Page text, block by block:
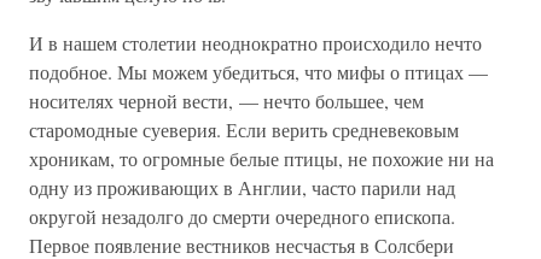
И в нашем столетии неоднократно происходило нечто
подобное. Мы можем убедиться, что мифы о птицах —
носителях черной вести, — нечто большее, чем
старомодные суеверия. Если верить средневековым
хроникам, то огромные белые птицы, не похожие ни на
одну из проживающих в Англии, часто парили над
округой незадолго до смерти очередного епископа.
Первое появление вестников несчастья в Солсбери